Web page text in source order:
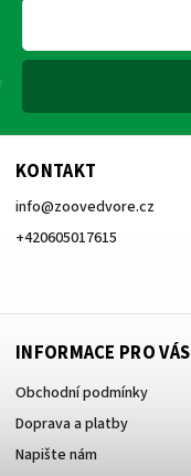
KONTAKT
info@zoovedvore.cz
+420605017615
INFORMACE PRO VÁS
Obchodní podmínky
Doprava a platby
Napište nám